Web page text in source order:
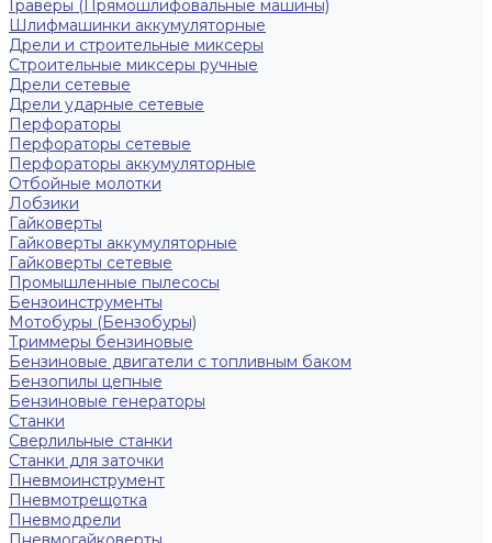
Граверы (Прямошлифовальные машины)
Шлифмашинки аккумуляторные
Дрели и строительные миксеры
Строительные миксеры ручные
Дрели сетевые
Дрели ударные сетевые
Перфораторы
Перфораторы сетевые
Перфораторы аккумуляторные
Отбойные молотки
Лобзики
Гайковерты
Гайковерты аккумуляторные
Гайковерты сетевые
Промышленные пылесосы
Бензоинструменты
Мотобуры (Бензобуры)
Триммеры бензиновые
Бензиновые двигатели с топливным баком
Бензопилы цепные
Бензиновые генераторы
Станки
Сверлильные станки
Станки для заточки
Пневмоинструмент
Пневмотрещотка
Пневмодрели